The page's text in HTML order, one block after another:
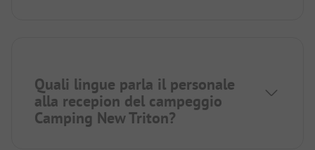
Quali lingue parla il personale
alla recepion del campeggio
Camping New Triton?